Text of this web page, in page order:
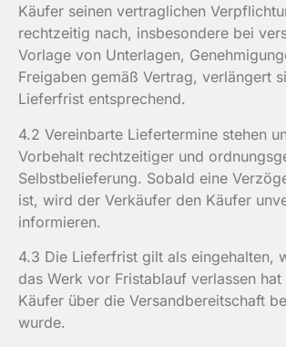
Käufer seinen vertraglichen
rechtzeitig nach, insbesondere bei
Vorlage von Unterlagen,
Freigaben gemäß Vertrag, verlängert
Lieferfrist entsprechend.
4.2 Vereinbarte Liefertermine stehen
Vorbehalt rechtzeitiger und
Selbstbelieferung. Sobald eine
ist, wird der Verkäufer den Käufer
informieren.
4.3 Die Lieferfrist gilt als eingehalten,
das Werk vor Fristablauf verlassen
Käufer über die Versandbereitschaft
wurde.